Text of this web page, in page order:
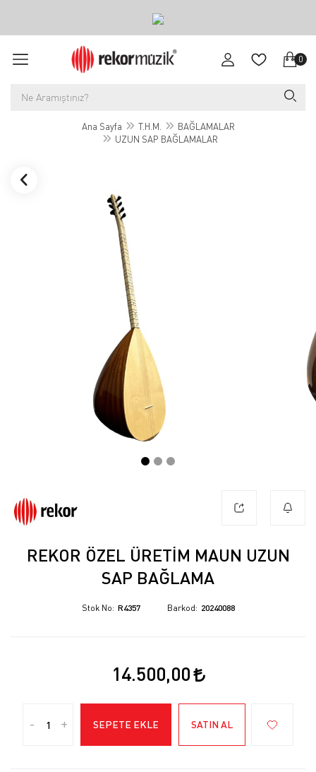
0
Ana Sayfa T.H.M.
BAĞLAMALAR
UZUN SAP BAĞLAMALAR
REKOR ÖZEL ÜRETIM MAUN UZUN
SAP BAĞLAMA
Stok No R4357 Barkod 20240088
14.500,00
- + SEPETE EKLE SATIN AL